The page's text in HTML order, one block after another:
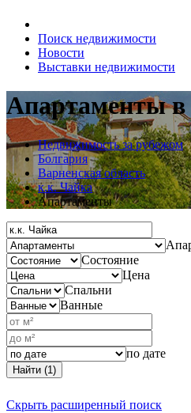
Поиск недвижимости
Новости
Выставки недвижимости
Апартаментыв
Недвижимость за рубежом
Болгария
Варненская область
к.к. Чайка
Апартаменты
Состояние
Цена
Спальни
Ванные
по дате
Найти (1)
Скрыть расширенный поиск